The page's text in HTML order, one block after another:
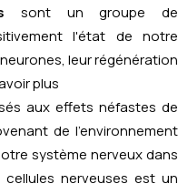
sont un groupe de
l'état de notre
leur régénération
plus
aux effets néfastes de
de l'environnement
système nerveux dans
nerveuses est un